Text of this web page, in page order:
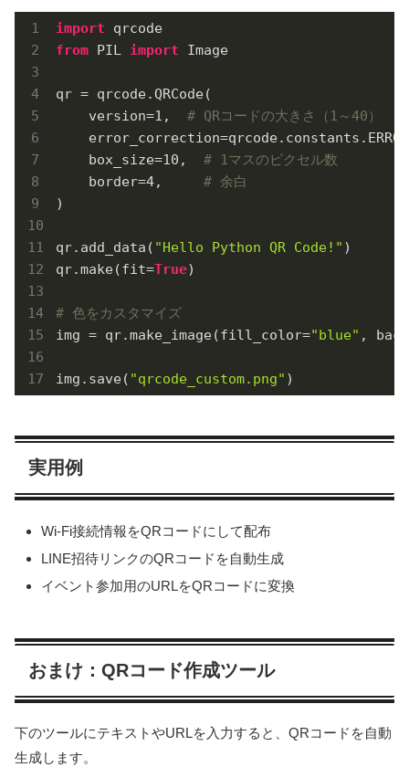
import
from PIL import Image
qr = qrcode.QRCode(
    version=
1 , # QRコードの大きさ（1～40）
    box_size=
10 , # 1マスのピクセル数
    border=
4, # 余白
)
qr.add_data( "Hello Python QR Code!" )
qr.make(fit=True)
# 色をカスタマイズ
img = qr.make_image(fill_color="blue" ,
img.save( "qrcode_custom.png" )
実用例
Wi-Fi接続情報をQRコードにして配布
LINE招待リンクのQRコードを自動生成
イベント参加用のURLをQRコードに変換
おまけ：QRコード作成ツール
下のツールにテキストやURLを入力すると、QRコードを自動
生成します。